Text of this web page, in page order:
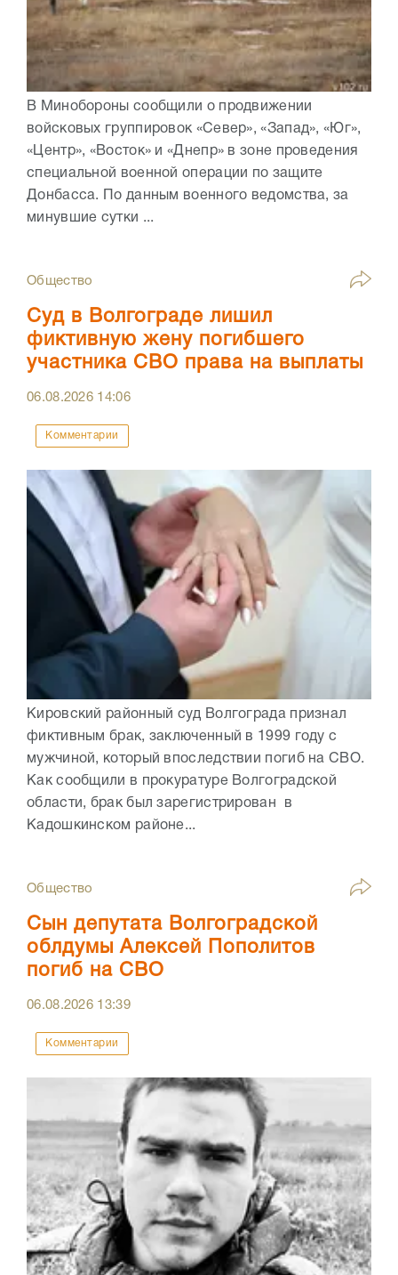
В Минобороны сообщили о продвижении
войсковых группировок «Север», «Запад», «Юг»,
«Центр», «Восток» и «Днепр» в зоне проведения
специальной военной операции по защите
Донбасса. По данным военного ведомства, за
минувшие сутки ...
Общество
Суд в Волгограде лишил
фиктивную жену погибшего
участника СВО права на выплаты
06.08.2026 14:06
Комментарии
Кировский районный суд Волгограда признал
фиктивным брак, заключенный в 1999 году с
мужчиной, который впоследствии погиб на СВО.
Как сообщили в прокуратуре Волгоградской
области, брак был зарегистрирован в
Кадошкинском районе...
Общество
Сын депутата Волгоградской
облдумы Алексей Пополитов
погиб на СВО
06.08.2026 13:39
Комментарии